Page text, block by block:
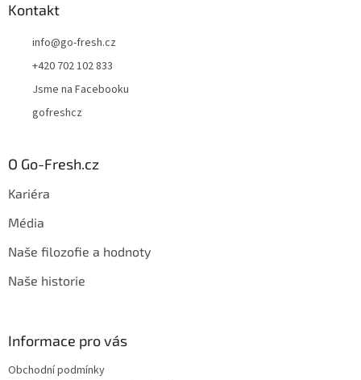
Kontakt
info@go-fresh.cz
+420 702 102 833
Jsme na Facebooku
gofreshcz
O Go-Fresh.cz
Kariéra
Média
Naše filozofie a hodnoty
Naše historie
Informace pro vás
Obchodní podmínky